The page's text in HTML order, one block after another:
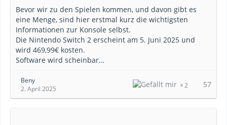
Bevor wir zu den Spielen kommen, und davon gibt es
eine Menge, sind hier erstmal kurz die wichtigsten
Informationen zur Konsole selbst.
Die Nintendo Switch 2 erscheint am 5. Juni 2025 und
wird 469,99€ kosten.
Software wird scheinbar…
Beny
2. April 2025
2 57